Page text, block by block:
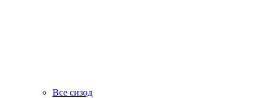
Все сизод